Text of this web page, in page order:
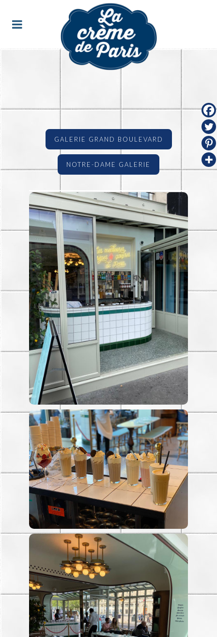
GALERIE GRAND BOULEVARD
NOTRE-DAME GALERIE